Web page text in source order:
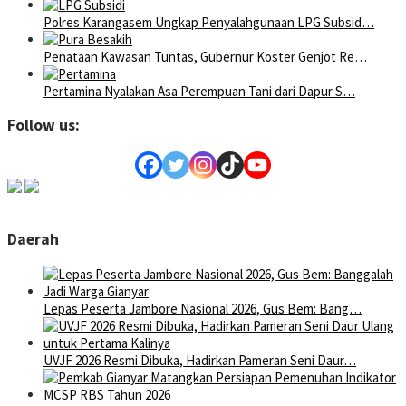
Polres Karangasem Ungkap Penyalahgunaan LPG Subsid…
Penataan Kawasan Tuntas, Gubernur Koster Genjot Re…
Pertamina Nyalakan Asa Perempuan Tani dari Dapur S…
Follow us:
Daerah
Lepas Peserta Jambore Nasional 2026, Gus Bem: Bang…
UVJF 2026 Resmi Dibuka, Hadirkan Pameran Seni Daur…